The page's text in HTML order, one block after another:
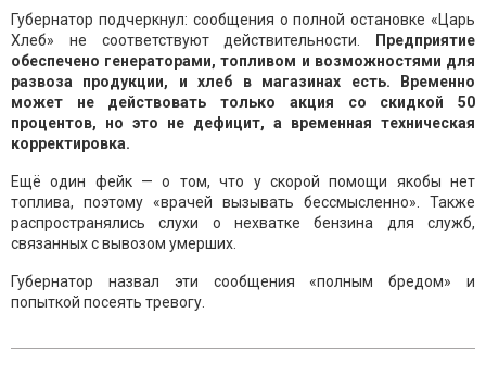
Губернатор подчеркнул: сообщения о полной остановке «Царь
Хлеб» не соответствуют действительности.
Предприятие
обеспечено генераторами, топливом и возможностями для
развоза продукции, и хлеб в магазинах есть. Временно
может не действовать только акция со скидкой 50
процентов, но это не дефицит, а временная техническая
корректировка.
Ещё один фейк — о том, что у скорой помощи якобы нет
топлива, поэтому «врачей вызывать бессмысленно». Также
распространялись слухи о нехватке бензина для служб,
связанных с вывозом умерших.
Губернатор назвал эти сообщения «полным бредом» и
попыткой посеять тревогу.